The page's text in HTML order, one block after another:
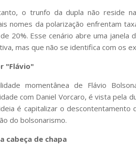
o trunfo da dupla não reside
nomes da polarização enfrentam
20%. Esse cenário abre uma
mas que não se identifica com os
"Flávio"
momentânea de Flávio
com Daniel Vorcaro, é vista pela
é capitalizar o
do bolsonarismo.
cabeça de chapa